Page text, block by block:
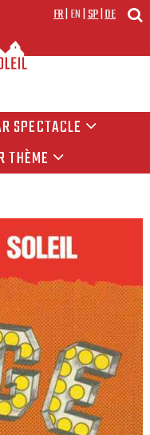
FR|EN|SP|DE
SPECTACLE
THÈME